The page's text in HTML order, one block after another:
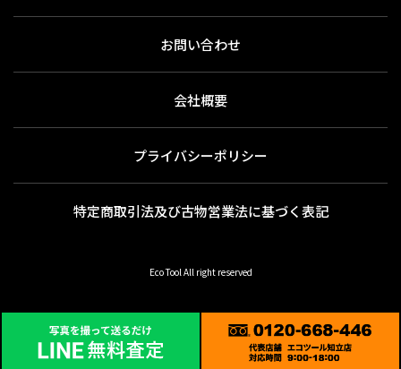
お問い合わせ
会社概要
プライバシーポリシー
特定商取引法及び古物営業法に基づく表記
Eco Tool All right reserved